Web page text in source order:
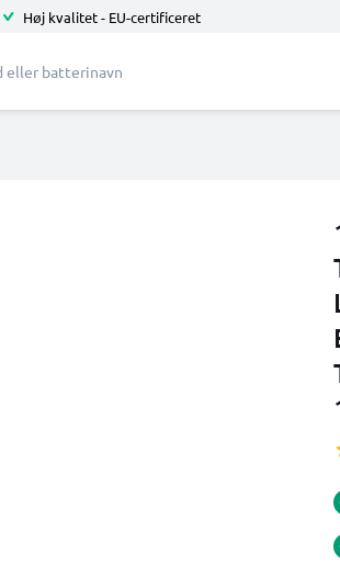
Høj kvalitet - EU-certificeret